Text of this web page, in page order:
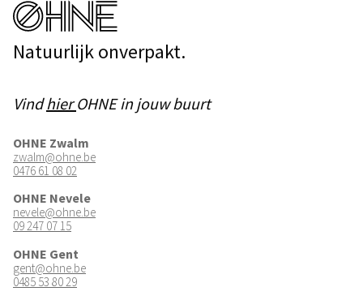
Natuurlijk onverpakt.
VindhierOHNE in jouw buurt
OHNE Zwalm
zwalm@ohne.be
0476 61 08 02
OHNE Nevele
nevele@ohne.be
09 247 07 15
OHNE Gent
gent@ohne.be
0485 53 80 29